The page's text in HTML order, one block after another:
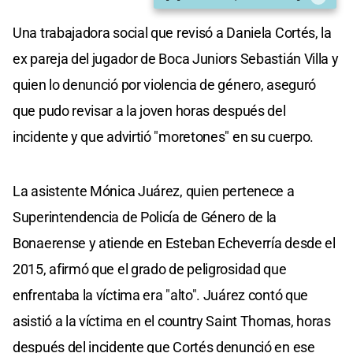
Una trabajadora social que revisó a Daniela Cortés, la
ex pareja del jugador de Boca Juniors Sebastián Villa y
quien lo denunció por violencia de género, aseguró
que pudo revisar a la joven horas después del
incidente y que advirtió "moretones" en su cuerpo.
La asistente Mónica Juárez, quien pertenece a
Superintendencia de Policía de Género de la
Bonaerense y atiende en Esteban Echeverría desde el
2015, afirmó que el grado de peligrosidad que
enfrentaba la víctima era "alto". Juárez contó que
asistió a la víctima en el country Saint Thomas, horas
después del incidente que Cortés denunció en ese